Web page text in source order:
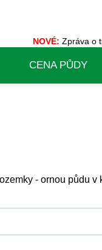
NOVÉ: Zpráva o
CENA PŮDY
- ornou půdu v